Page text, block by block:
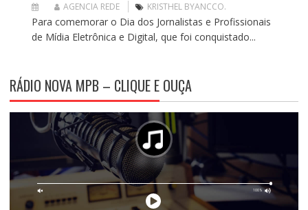
AGENCIA REDE KRISTHEL BYANCCO.
Para comemorar o Dia dos Jornalistas e Profissionais
de Mídia Eletrônica e Digital, que foi conquistado...
RÁDIO NOVA MPB – CLIQUE E OUÇA